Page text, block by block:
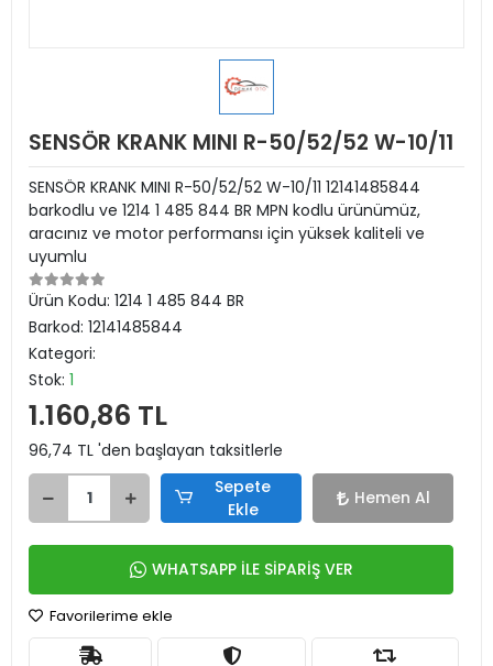
SENSÖR KRANK MINI R-50/52/52 W-10/11
SENSÖR KRANK MINI R-50/52/52 W-10/11 12141485844
barkodlu ve 1214 1 485 844 BR MPN kodlu ürünümüz,
aracınız ve motor performansı için yüksek kaliteli ve
uyumlu
Ürün Kodu: 1214 1 485 844 BR
Barkod: 12141485844
Kategori:
Stok: 1
1.160,86 TL
96,74 TL 'den başlayan taksitlerle
Sepete
Ekle
Hemen Al
WHATSAPP İLE SİPARİŞ VER
Favorilerime ekle